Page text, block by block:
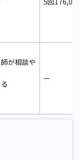
が相談や
ー